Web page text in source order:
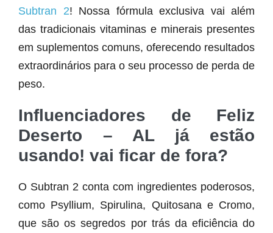
Subtran 2! Nossa fórmula exclusiva vai além
das tradicionais vitaminas e minerais presentes
em suplementos comuns, oferecendo resultados
extraordinários para o seu processo de perda de
peso.
Influenciadores de Feliz
Deserto – AL já estão
usando! vai ficar de fora?
O Subtran 2 conta com ingredientes poderosos,
como Psyllium, Spirulina, Quitosana e Cromo,
que são os segredos por trás da eficiência do